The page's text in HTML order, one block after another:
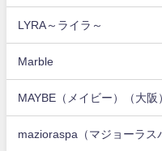
LYRA～ライラ～
Marble
MAYBE（メイビー）（大阪
mazioraspa（マジョーラス